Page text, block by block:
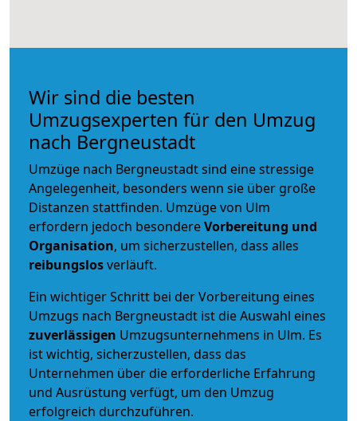
Wir sind die besten
Umzugsexperten für den Umzug
nach Bergneustadt
Umzüge nach Bergneustadt sind eine stressige
Angelegenheit, besonders wenn sie über große
Distanzen stattfinden. Umzüge von Ulm
erfordern jedoch besondereVorbereitung und
Organisation, um sicherzustellen, dass alles
reibungslosverläuft.
Ein wichtiger Schritt bei der Vorbereitung eines
Umzugs nach Bergneustadt ist die Auswahl eines
zuverlässigen Umzugsunternehmens in Ulm. Es
ist wichtig, sicherzustellen, dass das
Unternehmen über die erforderliche Erfahrung
und Ausrüstung verfügt, um den Umzug
erfolgreich durchzuführen.